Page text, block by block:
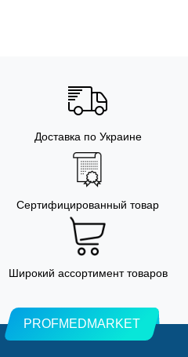
Доставка по Украине
Сертифицированный товар
Широкий ассортимент товаров
PROFMEDMARKET